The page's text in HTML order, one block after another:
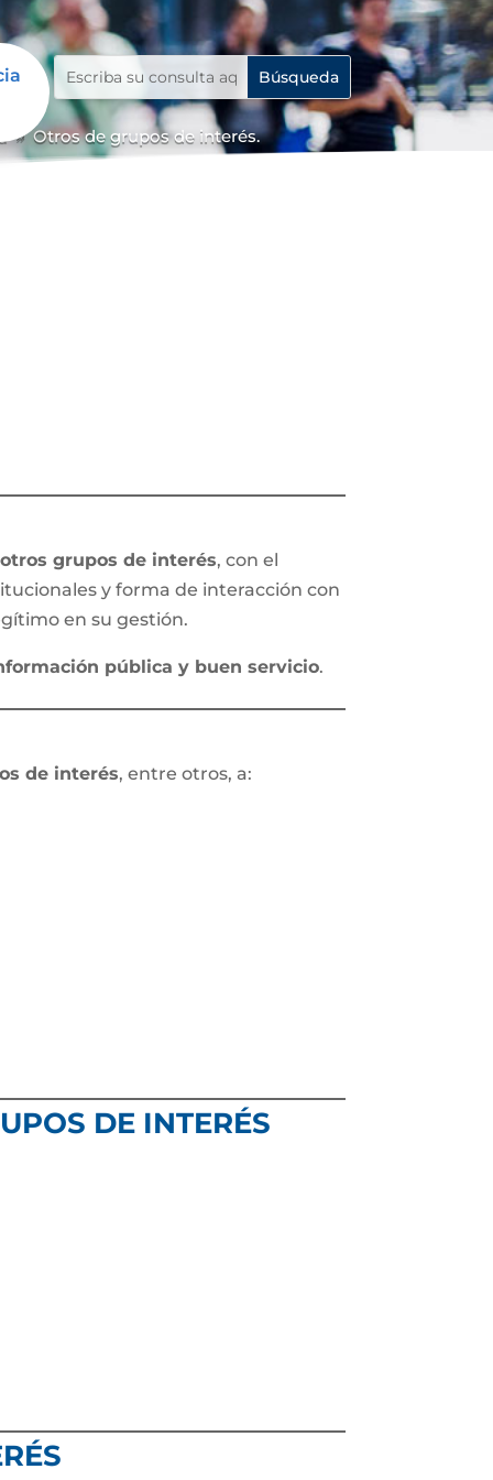
9 Otros de grupos de interés.
otros grupos de interés, con el
y forma de interacción con
en su gestión.
pública y buen servicio.
de interés, entre otros, a:
DE INTERÉS